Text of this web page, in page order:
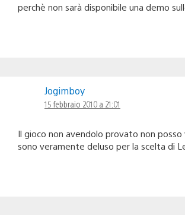
perchè non sarà disponibile una demo
Jogimboy
15 febbraio 2010 a 21:01
Il gioco non avendolo provato non posso
sono veramente deluso per la scelta di